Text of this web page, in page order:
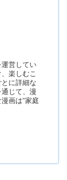
営してい
楽しむこ
に詳細な
じて、漫
画は”家庭